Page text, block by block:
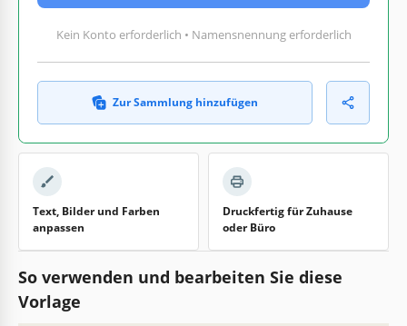
Kein Konto erforderlich • Namensnennung erforderlich
Zur Sammlung hinzufügen
Text, Bilder und Farben
anpassen
Druckfertig für Zuhause
oder Büro
So verwenden und bearbeiten Sie diese
Vorlage